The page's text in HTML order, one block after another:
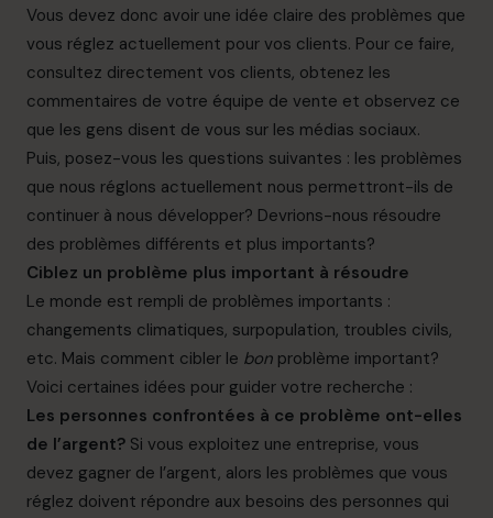
Vous devez donc avoir une idée claire des problèmes que
vous réglez actuellement pour vos clients. Pour ce faire,
consultez directement vos clients, obtenez les
commentaires de votre équipe de vente et observez ce
que les gens disent de vous sur les médias sociaux.
Puis, posez-vous les questions suivantes : les problèmes
que nous réglons actuellement nous permettront-ils de
continuer à nous développer? Devrions-nous résoudre
des problèmes différents et plus importants?
Ciblez un problème plus important à résoudre
Le monde est rempli de problèmes importants :
changements climatiques, surpopulation, troubles civils,
etc. Mais comment cibler le bon problème important?
Voici certaines idées pour guider votre recherche :
Les personnes confrontées à ce problème ont-elles
de l’argent? Si vous exploitez une entreprise, vous
devez gagner de l’argent, alors les problèmes que vous
réglez doivent répondre aux besoins des personnes qui